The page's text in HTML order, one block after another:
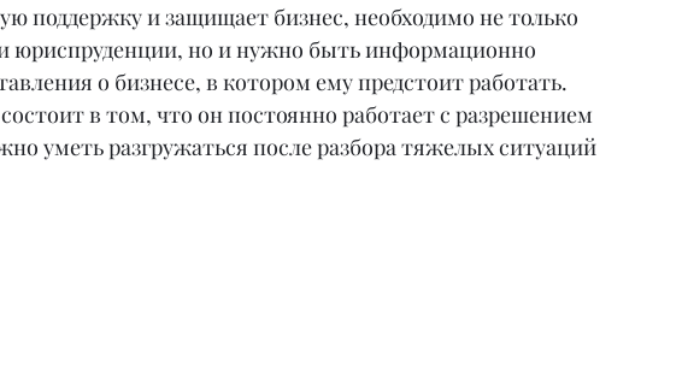
поддержку и защищает бизнес, необходимо не только
юриспруденции, но и нужно быть информационно
о бизнесе, в котором ему предстоит работать.
в том, что он постоянно работает с разрешением
уметь разгружаться после разбора тяжелых ситуаций